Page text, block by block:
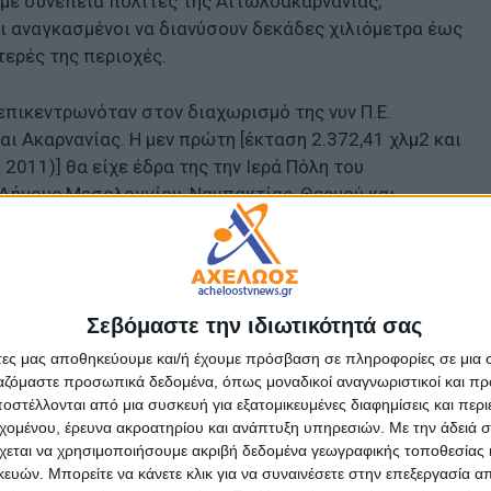
Σεβόμαστε την ιδιωτικότητά σας
μας αποθηκεύουμε και/ή έχουμε πρόσβαση σε πληροφορίες σε
προσωπικά δεδομένα, όπως μοναδικοί αναγνωριστικοί και
από μια συσκευή για εξατομικευμένες διαφημίσεις και
έρευνα ακροατηρίου και ανάπτυξη υπηρεσιών. Με την άδειά
να χρησιμοποιήσουμε ακριβή δεδομένα γεωγραφικής τοποθεσίας
Μπορείτε να κάνετε κλικ για να συναινέσετε στην επεξεργασία
αναγκασμένοι να διανύσουν δεκάδες χιλιόμετρα έως
της περιοχές.
στον διαχωρισμό της νυν Π.Ε.
Ακαρνανίας. Η μεν πρώτη [έκταση 2.372,41 χλμ2 και
θα είχε έδρα της την Ιερά Πόλη του
Μεσολογγίου, Ναυπακτίας, Θερμού και
χλμ2 και πληθυσμό 128.706 (απογραφή 2011)] θα είχε
Δήμους Αγρινίου, Αμφιλοχίας και Ακτίου-Βόνιτσας.
αίτημα μεγάλος μέρους των κατοίκων της
της ομωνύμου Περιφερειακής Ενότητας – κατά τα
Αιτωλίας και Ακαρνανίας και να προβείτε στις